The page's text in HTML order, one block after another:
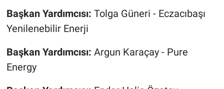
Başkan Yardımcısı: Tolga Güneri - Eczacıbaşı
Yenilenebilir Enerji
Başkan Yardımcısı: Argun Karaçay - Pure
Energy